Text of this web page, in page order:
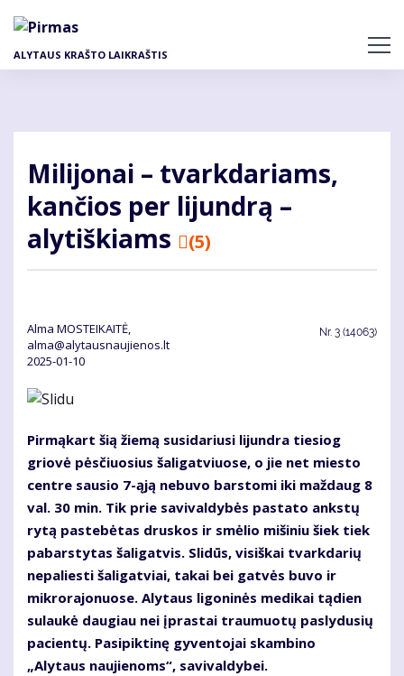
pagrindinį
ALYTAUS KRAŠTO LAIKRAŠTIS
Milijonai – tvarkdariams,
kančios per lijundrą –
alytiškiams
(5)
Alma MOSTEIKAITĖ,
alma@alytausnaujienos.lt
2025-01-10
Nr. 3 (14063)
Pirmąkart šią žiemą susidariusi lijundra tiesiog
griovė pėsčiuosius šaligatviuose, o jie net miesto
centre sausio 7-ąją nebuvo barstomi iki maždaug 8
val. 30 min. Tik prie savivaldybės pastato ankstų
rytą pastebėtas druskos ir smėlio mišiniu šiek tiek
pabarstytas šaligatvis. Slidūs, visiškai tvarkdarių
nepaliesti šaligatviai, takai bei gatvės buvo ir
mikrorajonuose. Alytaus ligoninės medikai tądien
sulaukė daugiau nei įprastai traumuotų paslydusių
pacientų. Pasipiktinę gyventojai skambino
„Alytaus naujienoms“, savivaldybei.